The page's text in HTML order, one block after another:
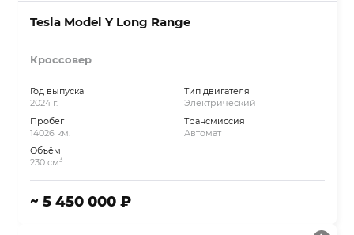
Tesla Model Y Long Range
Кроссовер
Год выпуска
2024 г.
Пробег
14026 км.
Объём
230 см3
Тип двигателя
Электрический
Трансмиссия
Автомат
~ 5 450 000 ₽